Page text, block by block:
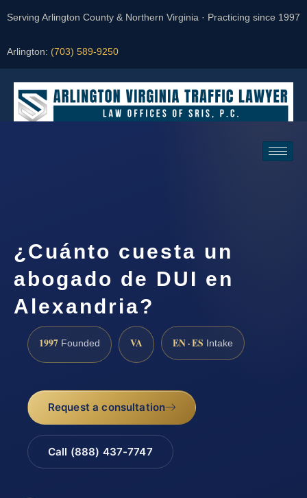
Serving Arlington County & Northern Virginia · Practicing since 1997
Arlington: (703) 589-9250
¿Cuánto cuesta un
abogado de DUI en
Alexandria?
1997 Founded VA EN · ES Intake
Request a consultation
Call (888) 437-7747